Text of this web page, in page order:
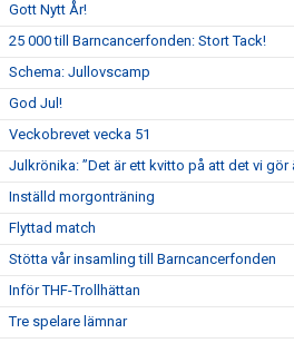
Gott Nytt År!
25 000 till Barncancerfonden: Stort Tack!
Schema: Jullovscamp
God Jul!
Veckobrevet vecka 51
Julkrönika: ”Det är ett kvitto på att det vi gör
Inställd morgonträning
Flyttad match
Stötta vår insamling till Barncancerfonden
Inför THF-Trollhättan
Tre spelare lämnar